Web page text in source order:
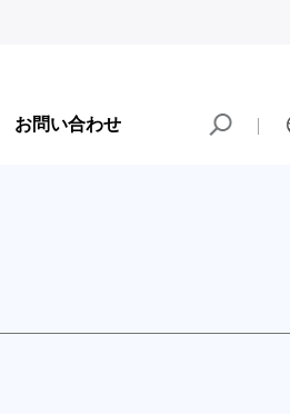
お問い合わせ